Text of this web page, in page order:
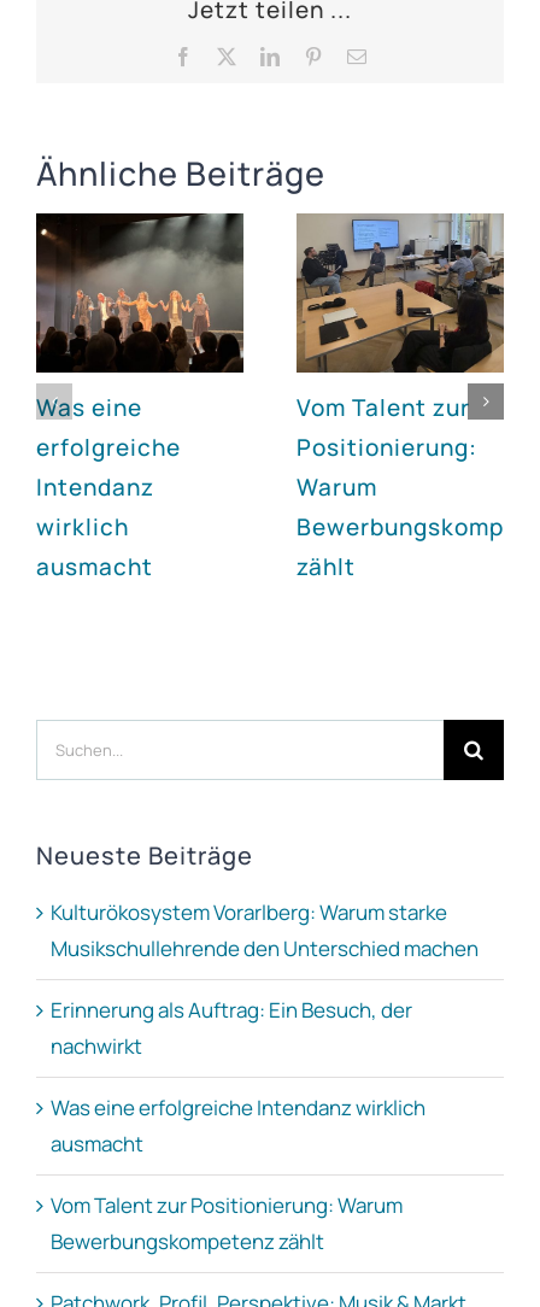
Jetzt teilen ...
Facebook LinkedInPinterest
E-
Ähnliche Beiträge
Was eine
erfolgreiche
Intendanz
wirklich
ausmacht
Vom Talent zur
Positionierung:
Warum
zählt
nach:
Neueste Beiträge
Kulturökosystem Vorarlberg: Warum starke
Musikschullehrende den Unterschied machen
Erinnerung als Auftrag: Ein Besuch, der
nachwirkt
Was eine erfolgreiche Intendanz wirklich
ausmacht
Vom Talent zur Positionierung: Warum
Bewerbungskompetenz zählt